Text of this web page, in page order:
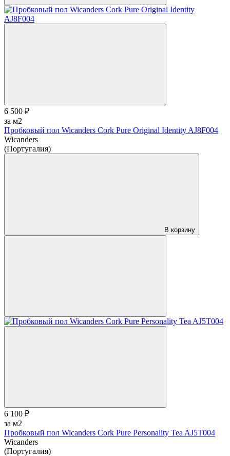
6 500 ₽
за м2
Пробковый пол Wicanders Cork Pure Original Identity AJ8F004
Wicanders
(Португалия)
В корзину
6 100 ₽
за м2
Пробковый пол Wicanders Cork Pure Personality Tea AJ5T004
Wicanders
(Португалия)